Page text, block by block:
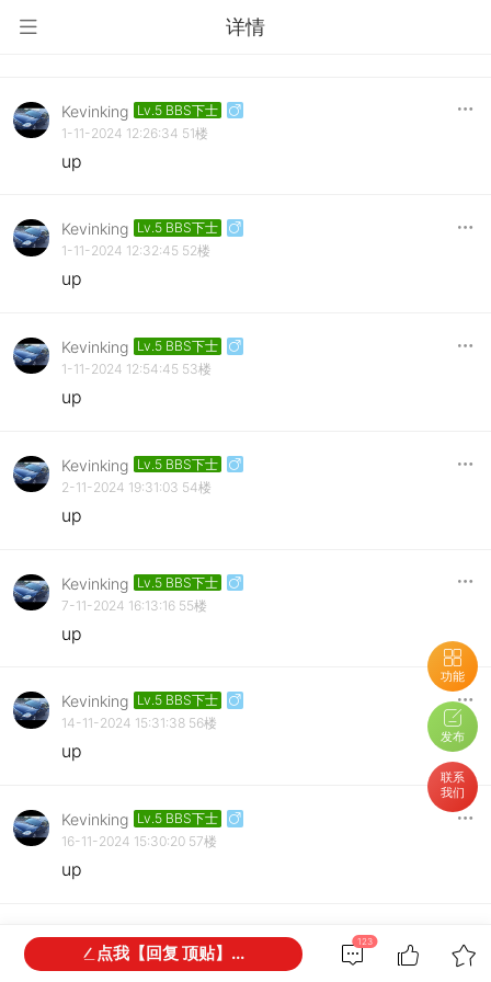
详情
功能
发布
联系
我们
Kevinking Lv.5 BBS下士
1-11-2024 12:26:34 51楼
up
Kevinking Lv.5 BBS下士
1-11-2024 12:32:45 52楼
up
Kevinking Lv.5 BBS下士
1-11-2024 12:54:45 53楼
up
Kevinking Lv.5 BBS下士
2-11-2024 19:31:03 54楼
up
Kevinking Lv.5 BBS下士
7-11-2024 16:13:16 55楼
up
Kevinking Lv.5 BBS下士
14-11-2024 15:31:38 56楼
up
Kevinking Lv.5 BBS下士
16-11-2024 15:30:20 57楼
up
Kevinking Lv.5 BBS下士
16-11-2024 19:26:38 58楼
123
点我【回复 顶贴】...